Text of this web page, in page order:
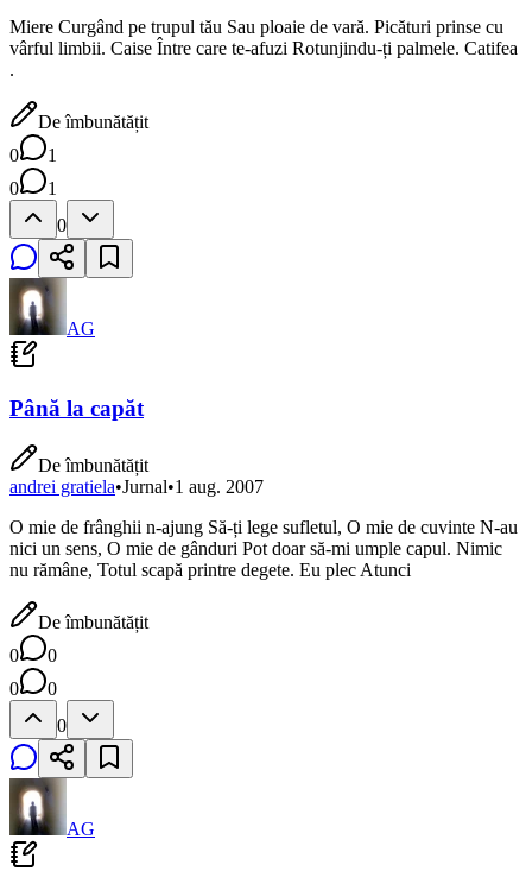
Miere Curgând pe trupul tău Sau ploaie de vară. Picături prinse cu
vârful limbii. Caise Între care te-afuzi Rotunjindu-ți palmele. Catifea
.
De îmbunătățit
0
1
0
1
0
AG
Până la capăt
De îmbunătățit
andrei gratiela•Jurnal•1 aug. 2007
O mie de frânghii n-ajung Să-ți lege sufletul, O mie de cuvinte N-au
nici un sens, O mie de gânduri Pot doar să-mi umple capul. Nimic
nu rămâne, Totul scapă printre degete. Eu plec Atunci
De îmbunătățit
0
0
0
0
0
AG